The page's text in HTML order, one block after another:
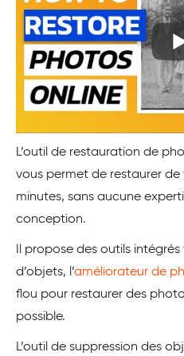
L’outil de restauration de
vous permet de restaurer de
minutes, sans aucune
conception.
Il propose des outils
d’objets, l’améliorateur de
flou pour restaurer des
possible.
L’outil de suppression des